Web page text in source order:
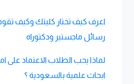
اعرف كيف تختار كليتك وكيف
رسائل ماجستير ودكتوراه
لماذا يحب الطلاب الاعتماد على
ابحاث علمية بالسعودية ؟